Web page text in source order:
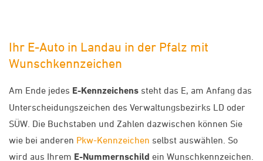
Ihr E-Auto in Landau in der Pfalz mit
Wunschkennzeichen
Am Ende jedes E-Kennzeichens steht das E, am Anfang das
Unterscheidungszeichen des Verwaltungsbezirks LD oder
SÜW. Die Buchstaben und Zahlen dazwischen können Sie
wie bei anderen Pkw-Kennzeichen selbst auswählen. So
wird aus Ihrem E-Nummernschild ein Wunschkennzeichen.